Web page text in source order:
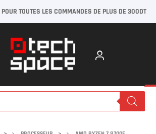
POUR TOUTES LES COMMANDES DE PLUS DE 300DT